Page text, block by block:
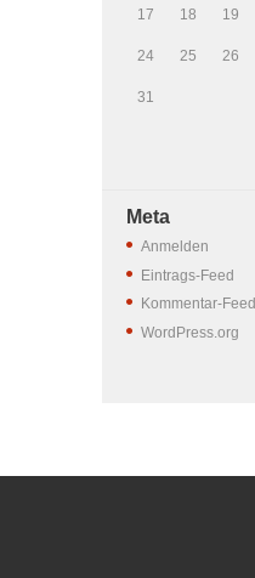
17 18 19
24 25 26
31
Meta
Anmelden
Eintrags-Feed
Kommentar-Feed
WordPress.org